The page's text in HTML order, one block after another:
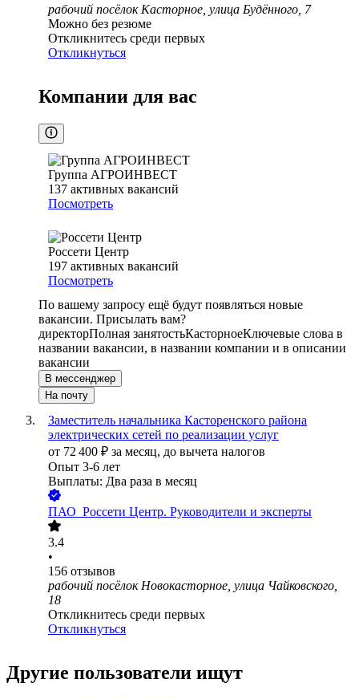
рабочий посёлок Касторное, улица Будённого, 7
Можно без резюме
Откликнитесь среди первых
Откликнуться
Компании для вас
Группа АГРОИНВЕСТ
137 активных вакансий
Посмотреть
Россети Центр
197 активных вакансий
Посмотреть
По вашему запросу ещё будут появляться новые
вакансии. Присылать вам?
директорПолная занятостьКасторноеКлючевые слова в
названии вакансии, в названии компании и в описании
вакансии
В мессенджер
На почту
Заместитель начальника Касторенского района
электрических сетей по реализации услуг
от 72 400 ₽ за месяц, до вычета налогов
Опыт 3-6 лет
Выплаты: Два раза в месяц
ПАО Россети Центр. Руководители и эксперты
3.4
•
156 отзывов
рабочий посёлок Новокасторное, улица Чайковского,
18
Откликнитесь среди первых
Откликнуться
Другие пользователи ищут